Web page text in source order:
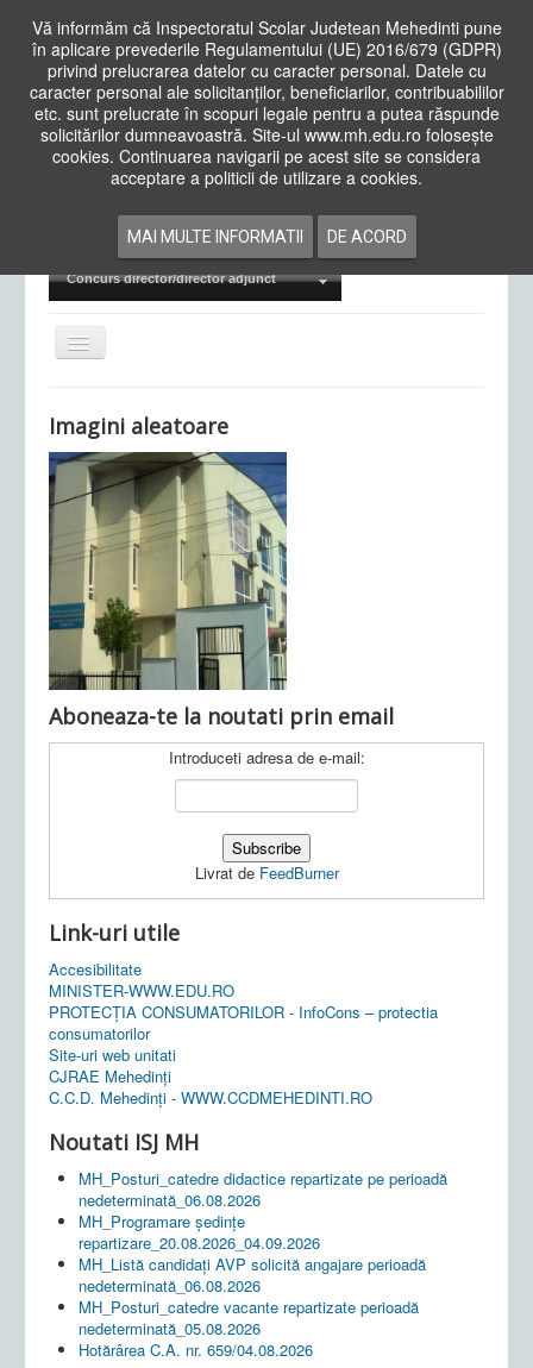
Vă informăm că Inspectoratul Scolar Judetean Mehedinti pune
în aplicare prevederile Regulamentului (UE) 2016/679 (GDPR)
privind prelucrarea datelor cu caracter personal. Datele cu
caracter personal ale solicitanților, beneficiarilor, contribuabililor
etc. sunt prelucrate în scopuri legale pentru a putea răspunde
solicitărilor dumneavoastră. Site-ul www.mh.edu.ro folosește
cookies. Continuarea navigarii pe acest site se considera
acceptare a politicii de utilizare a cookies.
MAI MULTE INFORMATII DE ACORD
Cauta
in
siteAcasa Cadre Didactice
Examene Naționale
Concurs director/director adjunct
Comută
navigarea
Ultimele articole: Vi, 04.11.2022 -
Județean Mehedinți
Imagini aleatoare
Aboneaza-te la noutati prin email
Introduceti adresa de e-mail:
Livrat de FeedBurner
Link-uri utile
Accesibilitate
MINISTER-WWW.EDU.RO
PROTECȚIA CONSUMATORILOR - InfoCons – protectia
consumatorilor
Site-uri web unitati
CJRAE Mehedinți
C.C.D. Mehedinţi - WWW.CCDMEHEDINTI.RO
Noutati ISJ MH
MH_Posturi_catedre didactice repartizate pe perioadă
nedeterminată_06.08.2026
MH_Programare ședințe
repartizare_20.08.2026_04.09.2026
MH_Listă candidați AVP solicită angajare perioadă
nedeterminată_06.08.2026
MH_Posturi_catedre vacante repartizate perioadă
nedeterminată_05.08.2026
Hotărârea C.A. nr. 659/04.08.2026